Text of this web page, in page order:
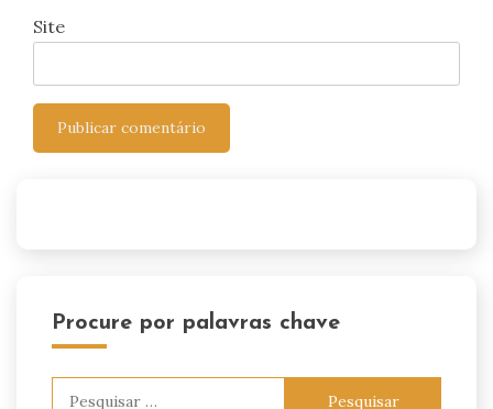
Site
Procure por palavras chave